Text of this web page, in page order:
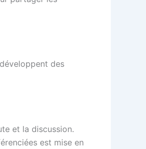
des
et la discussion.
est mise en